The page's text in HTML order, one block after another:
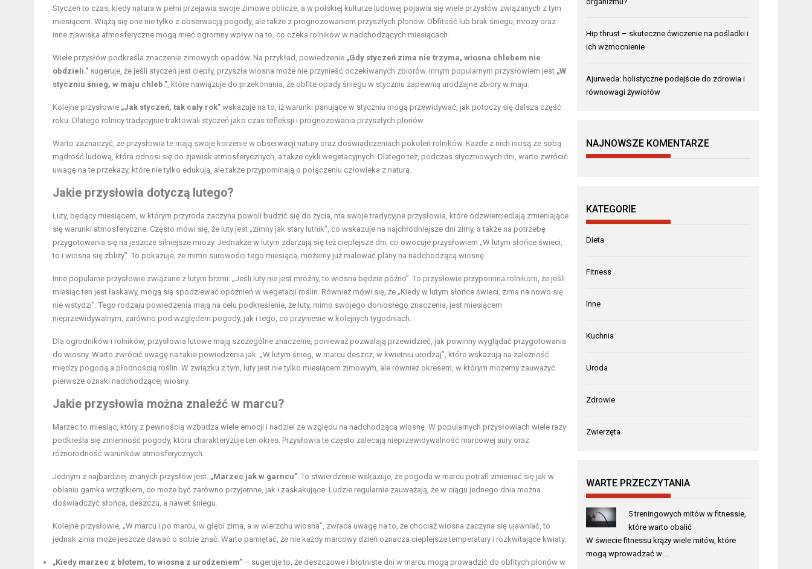
Styczeń to czas, kiedy natura w pełni przejawia swoje zimowe oblicze, a w polskiej kulturze ludowej pojawia się wiele przysłów związanych z tym
miesiącem. Wiążą się one nie tylko z obserwacją pogody, ale także z prognozowaniem przyszłych plonów. Obfitość lub brak śniegu, mrozy oraz
inne zjawiska atmosferyczne mogą mieć ogromny wpływ na to, co czeka rolników w nadchodzących miesiącach.
Wiele przysłów podkreśla znaczenie zimowych opadów. Na przykład, powiedzenie „Gdy styczeń zima nie trzyma, wiosna chlebem nie
obdzieli.” sugeruje, że jeśli styczeń jest ciepły, przyszła wiosna może nie przynieść oczekiwanych zbiorów. Innym popularnym przysłowiem jest „W
styczniu śnieg, w maju chleb.”, które nawiązuje do przekonania, że obfite opady śniegu w styczniu zapewnią urodzajne zbiory w maju.
Kolejne przysłowie „Jak styczeń, tak cały rok” wskazuje na to, iż warunki panujące w styczniu mogą przewidywać, jak potoczy się dalsza część
roku. Dlatego rolnicy tradycyjnie traktowali styczeń jako czas refleksji i prognozowania przyszłych plonów.
Warto zaznaczyć, że przysłowia te mają swoje korzenie w obserwacji natury oraz doświadczeniach pokoleń rolników. Każde z nich niosą ze sobą
mądrość ludową, która odnosi się do zjawisk atmosferycznych, a także cykli wegetacyjnych. Dlatego też, podczas styczniowych dni, warto zwrócić
uwagę na te przekazy, które nie tylko edukują, ale także przypominają o połączeniu człowieka z naturą.
Jakie przysłowia dotyczą lutego?
Luty, będący miesiącem, w którym przyroda zaczyna powoli budzić się do życia, ma swoje tradycyjne przysłowia, które odzwierciedlają zmieniające
się warunki atmosferyczne. Często mówi się, że luty jest „zimny jak stary lutnik”, co wskazuje na najchłodniejsze dni zimy, a także na potrzebę
przygotowania się na jeszcze silniejsze mrozy. Jednakże w lutym zdarzają się też cieplejsze dni, co owocuje przysłowiem „W lutym słońce świeci,
to i wiosna się zbliży”. To pokazuje, że mimo surowości tego miesiąca, możemy już malować plany na nadchodzącą wiosnę.
Inne popularne przysłowie związane z lutym brzmi: „Jeśli luty nie jest mroźny, to wiosna będzie późno”. To przysłowie przypomina rolnikom, że jeśli
miesiąc ten jest łaskawy, mogą się spodziewać opóźnień w wegetacji roślin. Również mówi się, że „Kiedy w lutym słońce świeci, zima na nowo się
nie wstydzi”. Tego rodzaju powiedzenia mają na celu podkreślenie, że luty, mimo swojego doniosłego znaczenia, jest miesiącem
nieprzewidywalnym, zarówno pod względem pogody, jak i tego, co przyniesie w kolejnych tygodniach.
Dla ogrodników i rolników, przysłowia lutowe mają szczególne znaczenie, ponieważ pozwalają przewidzieć, jak powinny wyglądać przygotowania
do wiosny. Warto zwrócić uwagę na takie powiedzenia jak: „W lutym śnieg, w marcu deszcz, w kwietniu urodzaj”, które wskazują na zależność
między pogodą a płodnością roślin. W związku z tym, luty jest nie tylko miesiącem zimowym, ale również okresem, w którym możemy zauważyć
pierwsze oznaki nadchodzącej wiosny.
Jakie przysłowia można znaleźć w marcu?
Marzec to miesiąc, który z pewnością wzbudza wiele emocji i nadziei ze względu na nadchodzącą wiosnę. W popularnych przysłowiach wiele razy
podkreśla się zmienność pogody, która charakteryzuje ten okres. Przysłowia te często zalecają nieprzewidywalność marcowej aury oraz
różnorodność warunków atmosferycznych.
Jednym z najbardziej znanych przysłów jest: „Marzec jak w garncu”. To stwierdzenie wskazuje, że pogoda w marcu potrafi zmieniać się jak w
oblaniu garnka wrzątkiem, co może być zarówno przyjemne, jak i zaskakujące. Ludzie regularnie zauważają, że w ciągu jednego dnia można
doświadczyć słońca, deszczu, a nawet śniegu.
Kolejne przysłowie, „W marcu i po marcu, w głębi zima, a w wierzchu wiosna”, zwraca uwagę na to, że chociaż wiosna zaczyna się ujawniać, to
jednak zima może jeszcze dawać o sobie znać. Warto pamiętać, że nie każdy marcowy dzień oznacza cieplejsze temperatury i rozkwitające kwiaty.
„Kiedy marzec z błotem, to wiosna z urodzeniem” – sugeruje to, że deszczowe i błotniste dni w marcu mogą prowadzić do obfitych plonów w
Hip thrust – skuteczne ćwiczenie na pośladki i
ich wzmocnienie
Ajurweda: holistyczne podejście do zdrowia i
równowagi żywiołów
NAJNOWSZE KOMENTARZE
KATEGORIE
Dieta
Fitness
Inne
Kuchnia
Uroda
Zdrowie
Zwierzęta
WARTE PRZECZYTANIA
5 treningowych mitów w fitnessie,
które warto obalić
W świecie fitnessu krąży wiele mitów, które
mogą wprowadzać w …